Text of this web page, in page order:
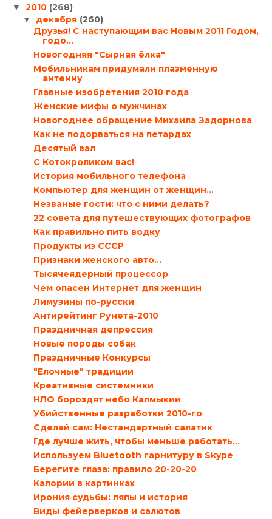
▼ 2010 (268)
▼ декабря (260)
Друзья! С наступающим вас Новым 2011 Годом,
годо...
Новогодняя "Сырная ёлка"
Мобильникам придумали плазменную
антенну
Главные изобретения 2010 года
Женские мифы о мужчинах
Новогоднее обращение Михаила Задорнова
Как не подорваться на петардах
Десятый вал
С Котокроликом вас!
История мобильного телефона
Компьютер для женщин от женщин…
Незваные гости: что с ними делать?
22 совета для путешествующих фотографов
Как правильно пить водку
Продукты из СССР
Признаки женского авто…
Тысячеядерный процессор
Чем опасен Интернет для женщин
Лимузины по-русски
Антирейтинг Рунета-2010
Праздничная депрессия
Новые породы собак
Праздничные Конкурсы
"Елочные" традиции
Креативные системники
НЛО бороздят небо Калмыкии
Убийственные разработки 2010-го
Сделай сам: Нестандартный салатик
Где лучше жить, чтобы меньше работать…
Используем Bluetooth гарнитуру в Skype
Берегите глаза: правило 20-20-20
Калории в картинках
Ирония судьбы: ляпы и история
Виды фейерверков и салютов